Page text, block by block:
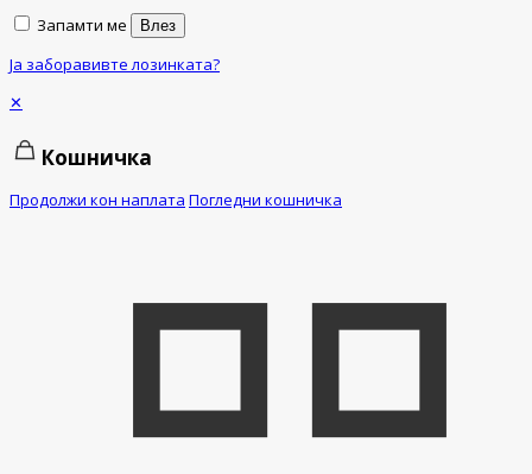
Запамти ме
Влез
Ја заборавивте лозинката?
✕
Кошничка
Продолжи кон наплата Погледни кошничка